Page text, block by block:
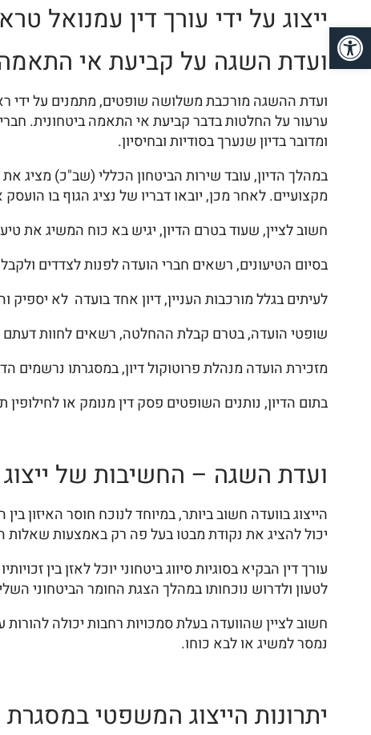
ייצוג על ידי עורך דין עמנואל
ועדת השגה על קביעת אי התאמה
ועדת ההשגה מורכבת משלושה שופטים, מתמנים על
ערעור על החלטות בדבר קביעת אי התאמה ביטחונית.
ומדובר בדיון שנערך בסודיות ובחיסיון.
במהלך הדיון, עובד שירות הביטחון הכללי (שב"כ) מציג
מקצועיים. לאחר מכן, יובאו דבריו של נציג הגוף בו
חשוב לציין, שעוד בטרם הדיון, יגיש בא כוח המשיג את
בסיום הטיעונים, רשאים חברי הועדה לפנות לצדדים
לעיתים בגלל מורכבות העניין, דיון אחד בועדה לא יספיק
שופטי הועדה, בטרם קבלת ההחלטה, רשאים לחוות
מזכירת הועדה מנהלת פרוטוקול דיון, במסגרתו
בתום הדיון, נותנים השופטים פסק דין מנומק או
ועדת השגה – החשיבות של ייצוג
הייצוג בוועדה חשוב ביותר, במיוחד לנוכח חוסר
יכול להציג את נקודת מבטו בעל פה רק באמצעות שאלות
עורך דין הבקיא בסוגיות סיווג ביטחוני יוכל לאזן בין
לטעון ולדרוש נוכחותו במהלך הצגת החומר הביטחוני
חשוב לציין שהוועדה בעלת סמכויות רחבות יכולה
נמסר למשיג או לבא כוחו.
יתרונות הייצוג המשפטי במסגרת
פתח סרגל נגישות